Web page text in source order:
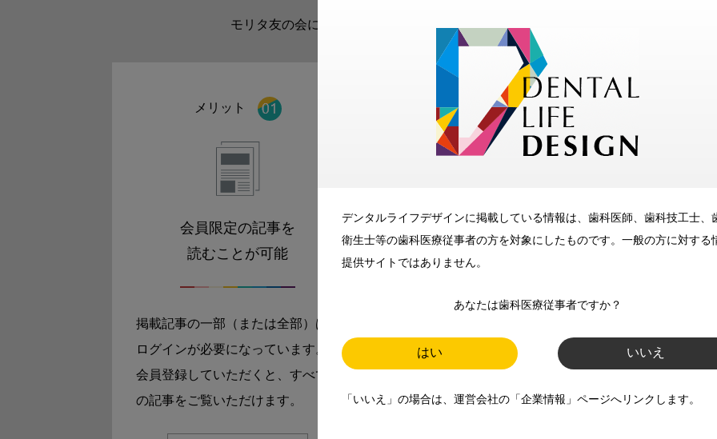
デンタルライフデザインに掲載している情報は、歯科医師、歯科技工士、
衛生士等の歯科医療従事者の方を対象にしたものです。一般の方に対する
提供サイトではありません。
あなたは歯科医療従事者ですか？
はい いいえ
「いいえ」の場合は、運営会社の「企業情報」ページへリンクします。
モリタ友の会に登録いただくと、デンタルライフデザインをもっと便利にご利用い
メリット
会員限定の記事を
読むことが可能
掲載記事の一部（または全部）は
ログインが必要になっています。
会員登録していただくと、すべて
の記事をご覧いただけます。
メリット
メールマガジンでお届け
師、歯科衛生士、歯科技工士）に
お届けします。